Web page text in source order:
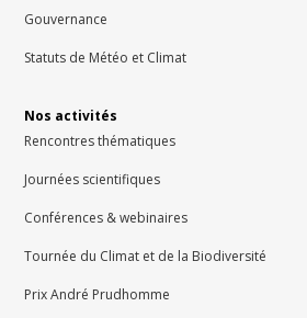
Gouvernance
Statuts de Météo et Climat
Nos activités
Rencontres thématiques
Journées scientifiques
Conférences & webinaires
Tournée du Climat et de la Biodiversité
Prix André Prudhomme